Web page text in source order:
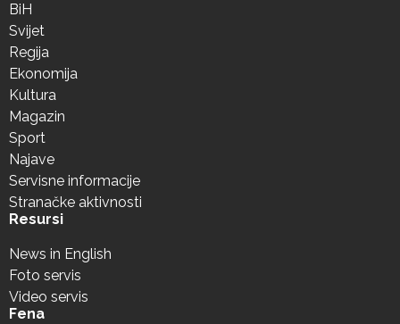
BiH
Svijet
Regija
Ekonomija
Kultura
Magazin
Sport
Najave
Servisne informacije
Stranačke aktivnosti
Resursi
News in English
Foto servis
Video servis
Fena